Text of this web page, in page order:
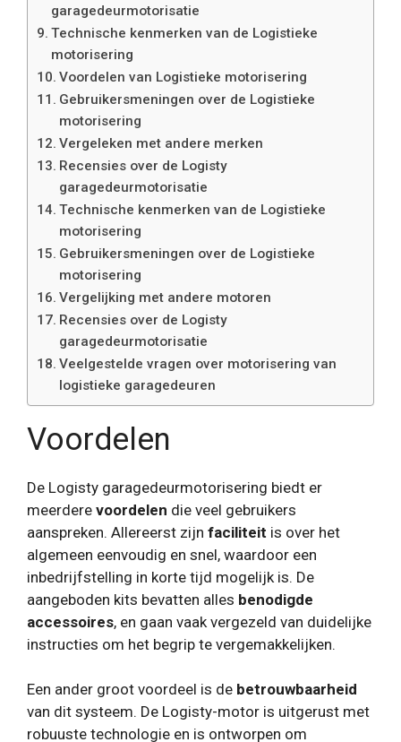
garagedeurmotorisatie
Technische kenmerken van de Logistieke
motorisering
Voordelen van Logistieke motorisering
Gebruikersmeningen over de Logistieke
motorisering
Vergeleken met andere merken
Recensies over de Logisty
garagedeurmotorisatie
Technische kenmerken van de Logistieke
motorisering
Gebruikersmeningen over de Logistieke
motorisering
Vergelijking met andere motoren
Recensies over de Logisty
garagedeurmotorisatie
Veelgestelde vragen over motorisering van
logistieke garagedeuren
Voordelen
De Logisty garagedeurmotorisering biedt er
meerdere voordelen die veel gebruikers
aanspreken. Allereerst zijn faciliteit is over het
algemeen eenvoudig en snel, waardoor een
inbedrijfstelling in korte tijd mogelijk is. De
aangeboden kits bevatten alles benodigde
accessoires, en gaan vaak vergezeld van duidelijke
instructies om het begrip te vergemakkelijken.
Een ander groot voordeel is de betrouwbaarheid
van dit systeem. De Logisty-motor is uitgerust met
robuuste technologie en is ontworpen om